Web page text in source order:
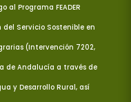
al Programa FEADER
Servicio Sostenible en
(Intervención 7202,
de Andalucía a través de
y Desarrollo Rural, así